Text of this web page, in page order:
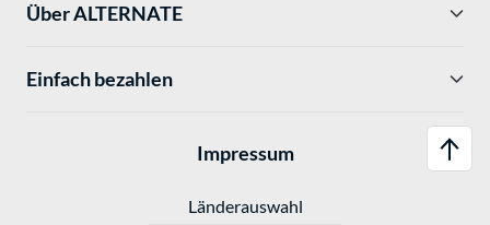
Über ALTERNATE
Einfach bezahlen
Impressum
Länderauswahl